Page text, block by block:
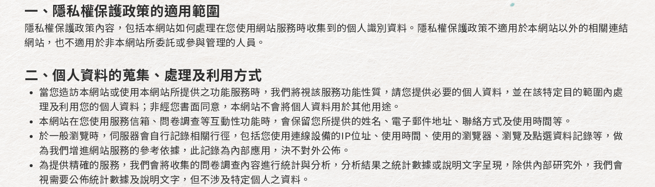
一、隱私權保護政策的適用範圍
隱私權保護政策內容，包括本網站如何處理在您使用網站服務時收集到的個人識別資料。隱私權保護政策不適用於本網站以外的相關連結
網站，也不適用於非本網站所委託或參與管理的人員。
二、個人資料的蒐集、處理及利用方式
當您造訪本網站或使用本網站所提供之功能服務時，我們將視該服務功能性質，請您提供必要的個人資料，並在該特定目的範圍內處
理及利用您的個人資料；非經您書面同意，本網站不會將個人資料用於其他用途。
本網站在您使用服務信箱、問卷調查等互動性功能時，會保留您所提供的姓名、電子郵件地址、聯絡方式及使用時間等。
於一般瀏覽時，伺服器會自行記錄相關行徑，包括您使用連線設備的IP位址、使用時間、使用的瀏覽器、瀏覽及點選資料記錄等，做
為我們增進網站服務的參考依據，此記錄為內部應用，決不對外公佈。
為提供精確的服務，我們會將收集的問卷調查內容進行統計與分析，分析結果之統計數據或說明文字呈現，除供內部研究外，我們會
視需要公佈統計數據及說明文字，但不涉及特定個人之資料。